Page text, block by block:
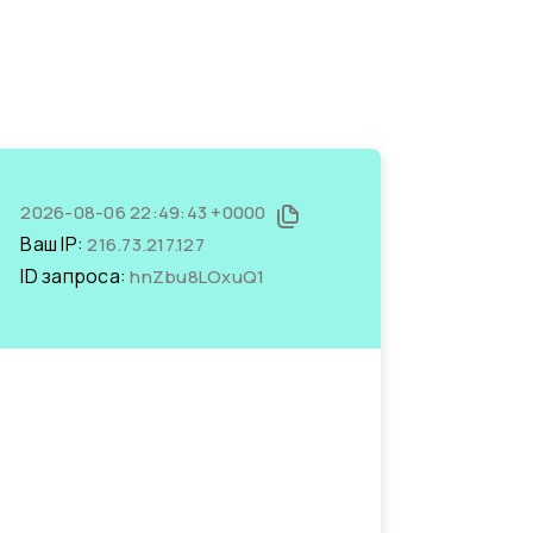
2026-08-06 22:49:43 +0000
Ваш IP:216.73.217.127
ID запроса:hnZbu8LOxuQ1